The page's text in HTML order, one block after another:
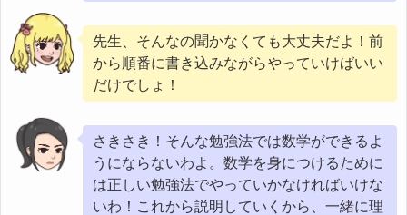
先生、そんなの聞かなくても大丈夫だよ！前
から順番に書き込みながらやっていけばいい
だけでしょ！
さきさき！そんな勉強法では数学ができるよ
うにならないわよ。数学を身につけるために
は正しい勉強法でやっていかなければいけな
いわ！これから説明していくから、一緒に理